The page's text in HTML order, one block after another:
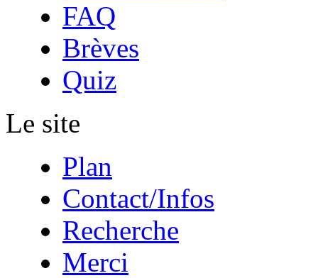
FAQ
Brèves
Quiz
Le site
Plan
Contact/Infos
Recherche
Merci